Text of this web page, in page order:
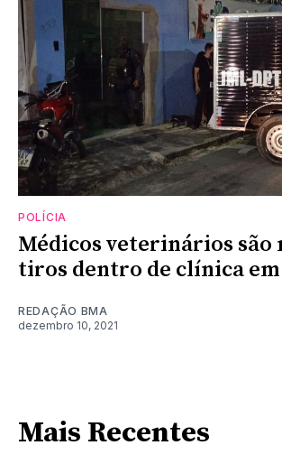
POLÍCIA
Médicos veterinários são
tiros dentro de clínica em
REDAÇÃO BMA
dezembro 10, 2021
Mais Recentes